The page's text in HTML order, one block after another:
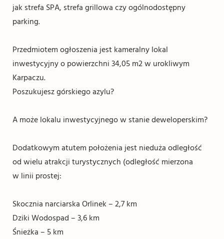
jak strefa SPA, strefa grillowa czy ogólnodostępny
parking.
Przedmiotem ogłoszenia jest kameralny lokal
inwestycyjny o powierzchni 34,05 m2 w urokliwym
Karpaczu.
Poszukujesz górskiego azylu?
A może lokalu inwestycyjnego w stanie deweloperskim?
Dodatkowym atutem położenia jest nieduża odległość
od wielu atrakcji turystycznych (odległość mierzona
w linii prostej:
Skocznia narciarska Orlinek – 2,7 km
Dziki Wodospad – 3,6 km
Śnieżka – 5 km